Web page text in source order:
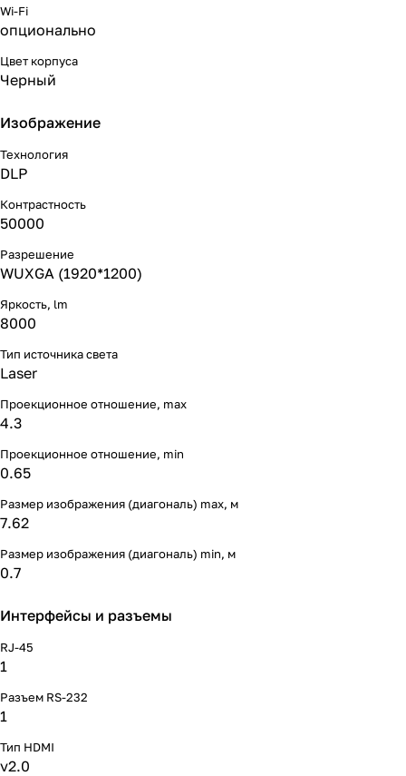
Wi-Fi
опционально
Цвет корпуса
Черный
Изображение
Технология
DLP
Контрастность
50000
Разрешение
WUXGA (1920*1200)
Яркость, lm
8000
Тип источника света
Laser
Проекционное отношение, max
4.3
Проекционное отношение, min
0.65
Размер изображения (диагональ) max, м
7.62
Размер изображения (диагональ) min, м
0.7
Интерфейсы и разъемы
RJ-45
1
Разъем RS-232
1
Тип HDMI
v2.0